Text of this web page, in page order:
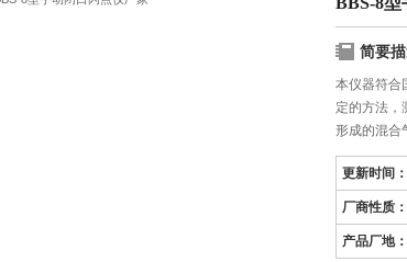
简要描
本仪器符合
定的方法，
形成的混合
更新时间：
厂商性质：
产品厂地：